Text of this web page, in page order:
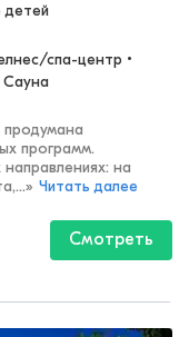
детей
спа-центр •
Сауна
программ.
на
» Читать далее
Смотреть